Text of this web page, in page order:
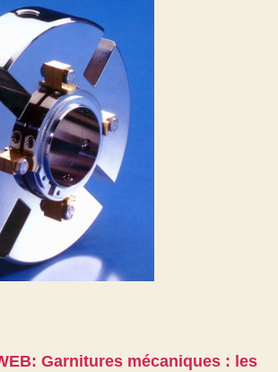
Garnitures mécaniques : les